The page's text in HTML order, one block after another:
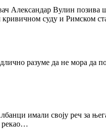
Александар Вулин
суду и Римском
разуме да не мора да
имали своју реч за
рекао…